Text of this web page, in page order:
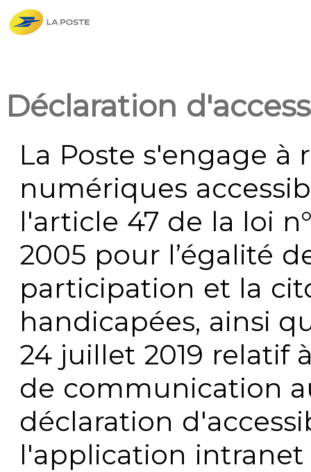
Déclaration
La Poste s'engage à
numériques
l'article 47 de la loi
2005 pour l’égalité
participation et la
handicapées, ainsi
24 juillet 2019 relatif
de communication
déclaration
l'application